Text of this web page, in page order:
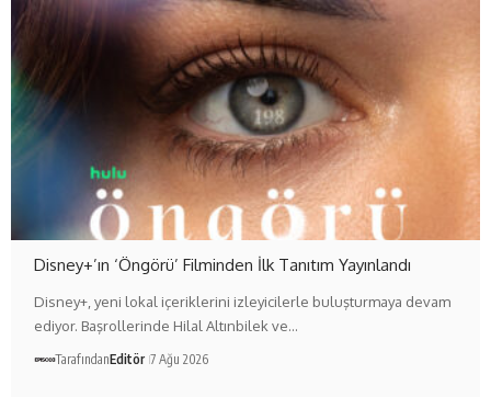
Disney+’ın ‘Öngörü’ Filminden İlk Tanıtım Yayınlandı
Disney+, yeni lokal içeriklerini izleyicilerle buluşturmaya devam
ediyor. Başrollerinde Hilal Altınbilek ve…
TarafındanEditör 7 Ağu 2026